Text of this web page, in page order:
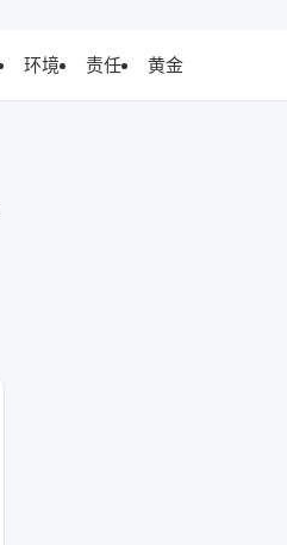
环境 责任 黄金